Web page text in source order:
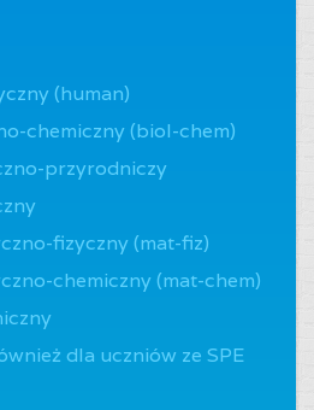
(human)
chemiczny (biol-chem)
przyrodniczy
fizyczny (mat-fiz)
chemiczny (mat-chem)
dla uczniów ze SPE